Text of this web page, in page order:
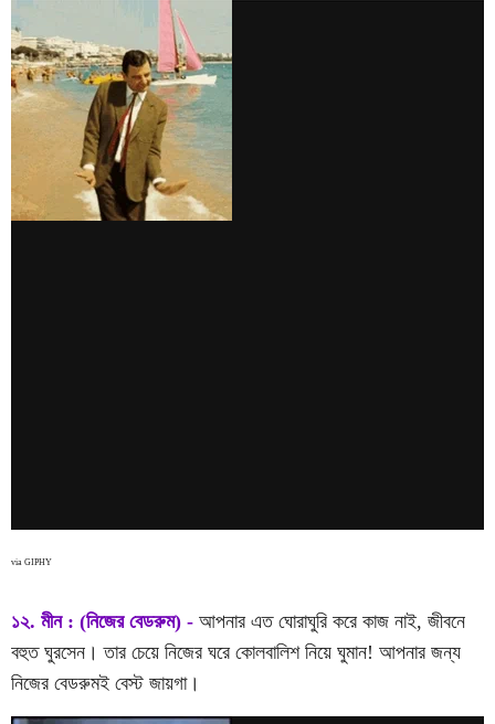
via GIPHY
১২. মীন : (নিজের বেডরুম) - আপনার এত ঘোরাঘুরি করে কাজ নাই, জীবনে
বহুত ঘুরসেন। তার চেয়ে নিজের ঘরে কোলবালিশ নিয়ে ঘুমান! আপনার জন্য
নিজের বেডরুমই বেস্ট জায়গা।